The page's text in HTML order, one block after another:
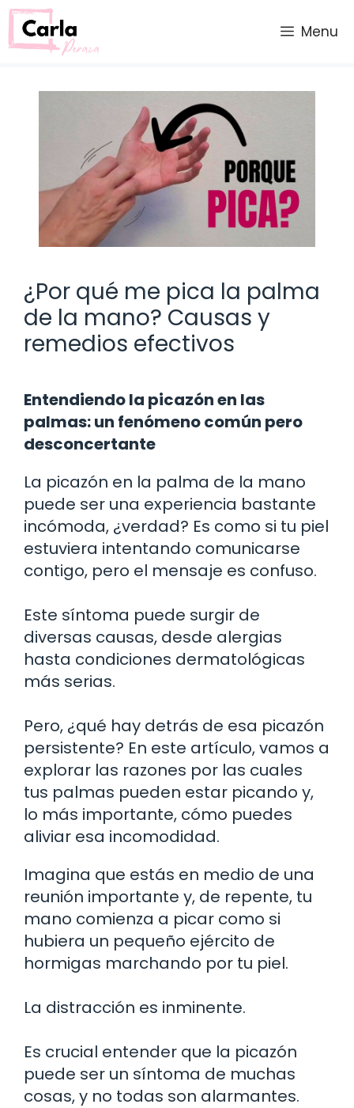
Saltar
al
contenido
Menu
¿Por qué me pica la palma
de la mano? Causas y
remedios efectivos
Entendiendo la picazón en las
palmas: un fenómeno común pero
desconcertante
La picazón en la palma de la mano
puede ser una experiencia bastante
incómoda, ¿verdad? Es como si tu piel
estuviera intentando comunicarse
contigo, pero el mensaje es confuso.
Este síntoma puede surgir de
diversas causas, desde alergias
hasta condiciones dermatológicas
más serias.
Pero, ¿qué hay detrás de esa picazón
persistente? En este artículo, vamos a
explorar las razones por las cuales
tus palmas pueden estar picando y,
lo más importante, cómo puedes
aliviar esa incomodidad.
Imagina que estás en medio de una
reunión importante y, de repente, tu
mano comienza a picar como si
hubiera un pequeño ejército de
hormigas marchando por tu piel.
La distracción es inminente.
Es crucial entender que la picazón
puede ser un síntoma de muchas
cosas, y no todas son alarmantes.